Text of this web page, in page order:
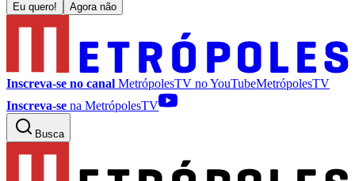
Eu quero! Agora não
Inscreva-se no canal MetrópolesTV noYouTubeMetrópolesTV
Inscreva-se na MetrópolesTV
Busca